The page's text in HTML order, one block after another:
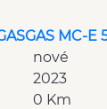
MC-E
nové
2023
0 Km